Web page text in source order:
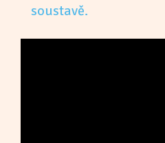
soustavě.